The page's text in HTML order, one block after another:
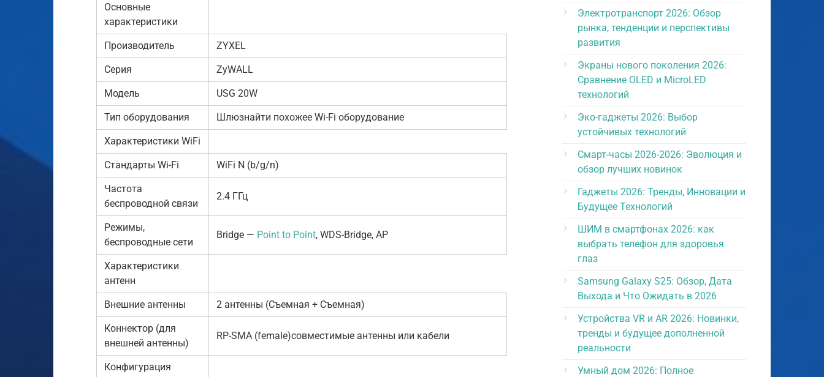
Основные
характеристики
Производитель ZYXEL
Серия ZyWALL
Модель USG 20W
Тип оборудования Шлюзнайти похожее Wi-Fi оборудование
Характеристики WiFi
Стандарты Wi-Fi WiFi N (b/g/n)
Частота
беспроводной связи
2.4 ГГц
Режимы,
беспроводные сети
Bridge — Point to Point, WDS-Bridge, AP
Характеристики
антенн
Внешние антенны 2 антенны (Съемная + Съемная)
Коннектор (для
внешней антенны)
RP-SMA (female)совместимые антенны или кабели
Конфигурация
Электротранспорт 2026: Обзор
рынка, тенденции и перспективы
развития
Экраны нового поколения 2026:
Сравнение OLED и MicroLED
технологий
Эко-гаджеты 2026: Выбор
устойчивых технологий
Смарт-часы 2026-2026: Эволюция и
обзор лучших новинок
Гаджеты 2026: Тренды, Инновации и
Будущее Технологий
ШИМ в смартфонах 2026: как
выбрать телефон для здоровья
глаз
Samsung Galaxy S25: Обзор, Дата
Выхода и Что Ожидать в 2026
Устройства VR и AR 2026: Новинки,
тренды и будущее дополненной
реальности
Умный дом 2026: Полное